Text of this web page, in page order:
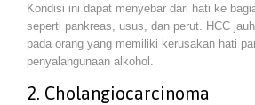
Kondisi ini dapat menyebar dari hati ke
seperti pankreas, usus, dan perut. HCC
pada orang yang memiliki kerusakan hati
penyalahgunaan alkohol.
2. Cholangiocarcinoma